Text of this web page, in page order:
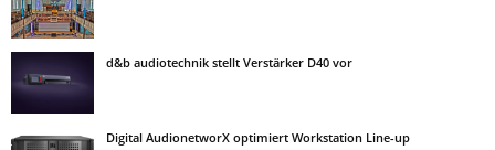
d&b audiotechnik stellt Verstärker D40 vor
Digital AudionetworX optimiert Workstation Line-up